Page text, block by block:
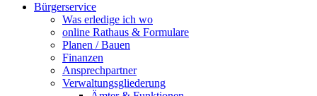
Bürgerservice
Was erledige ich wo
online Rathaus & Formulare
Planen / Bauen
Finanzen
Ansprechpartner
Verwaltungsgliederung